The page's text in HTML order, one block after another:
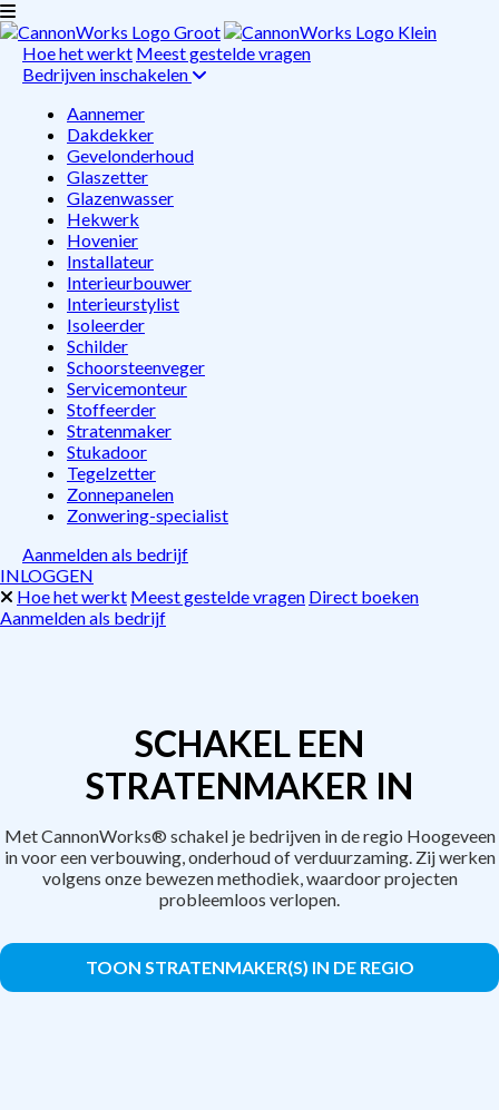
Hoe het werkt Meest gestelde vragen
Bedrijven inschakelen
Aannemer
Dakdekker
Gevelonderhoud
Glaszetter
Glazenwasser
Hekwerk
Hovenier
Installateur
Interieurbouwer
Interieurstylist
Isoleerder
Schilder
Schoorsteenveger
Servicemonteur
Stoffeerder
Stratenmaker
Stukadoor
Tegelzetter
Zonnepanelen
Zonwering-specialist
Aanmelden als bedrijf
INLOGGEN
Hoe het werkt Meest gestelde vragen Direct boeken
Aanmelden als bedrijf
SCHAKEL EEN
STRATENMAKER IN
Met CannonWorks® schakel je bedrijven in de regio Hoogeveen
in voor een verbouwing, onderhoud of verduurzaming. Zij werken
volgens onze bewezen methodiek, waardoor projecten
probleemloos verlopen.
TOON STRATENMAKER(S) IN DE REGIO